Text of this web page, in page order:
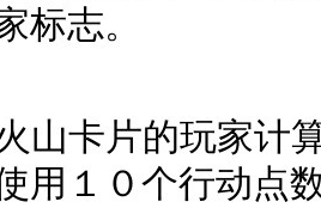
标志。
山卡片的玩家计
用１０个行动点